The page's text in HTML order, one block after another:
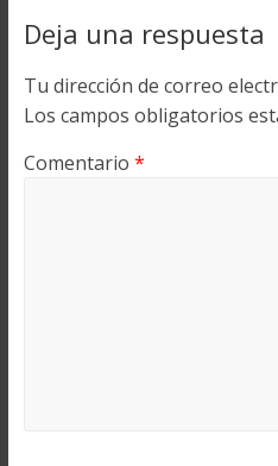
Deja una respuesta
Tu dirección de correo
Los campos obligatorios
Comentario *